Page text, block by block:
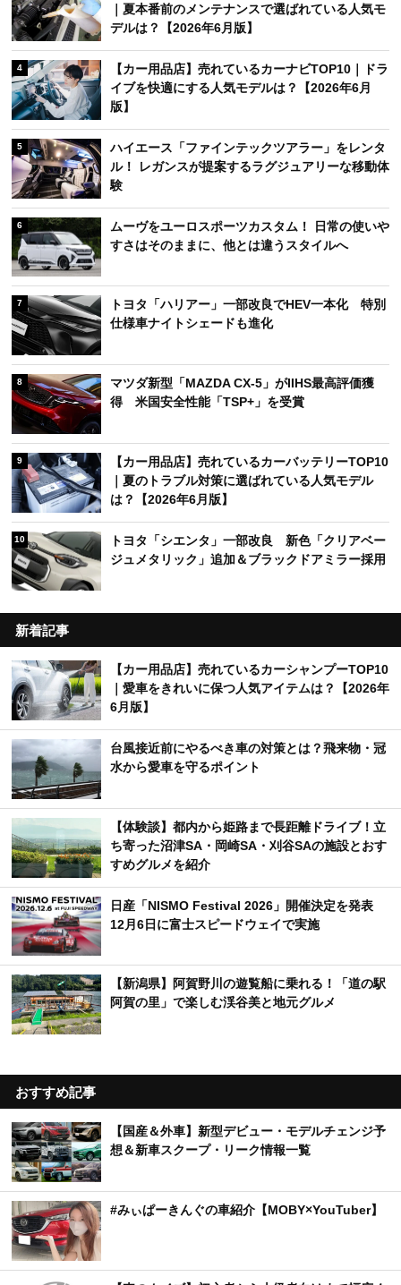
｜夏本番前のメンテナンスで選ばれている人気モ
デルは？【2026年6月版】
4
【カー用品店】売れているカーナビTOP10｜ドラ
イブを快適にする人気モデルは？【2026年6月
版】
5
ハイエース「ファインテックツアラー」をレンタ
ル！ レガンスが提案するラグジュアリーな移動体
験
6
ムーヴをユーロスポーツカスタム！ 日常の使いや
すさはそのままに、他とは違うスタイルへ
7
トヨタ「ハリアー」一部改良でHEV一本化 特別
仕様車ナイトシェードも進化
8
マツダ新型「MAZDA CX-5」がIIHS最高評価獲
得 米国安全性能「TSP+」を受賞
9
【カー用品店】売れているカーバッテリーTOP10
｜夏のトラブル対策に選ばれている人気モデル
は？【2026年6月版】
10
トヨタ「シエンタ」一部改良 新色「クリアベー
ジュメタリック」追加＆ブラックドアミラー採用
新着記事
【カー用品店】売れているカーシャンプーTOP10
｜愛車をきれいに保つ人気アイテムは？【2026年
6月版】
台風接近前にやるべき車の対策とは？飛来物・冠
水から愛車を守るポイント
【体験談】都内から姫路まで長距離ドライブ！立
ち寄った沼津SA・岡崎SA・刈谷SAの施設とおす
すめグルメを紹介
日産「NISMO Festival 2026」開催決定を発表
12月6日に富士スピードウェイで実施
【新潟県】阿賀野川の遊覧船に乗れる！「道の駅
阿賀の里」で楽しむ渓谷美と地元グルメ
おすすめ記事
【国産＆外車】新型デビュー・モデルチェンジ予
想＆新車スクープ・リーク情報一覧
#みぃぱーきんぐの車紹介【MOBY×YouTuber】